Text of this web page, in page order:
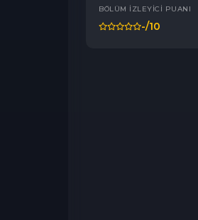
BÖLÜM İZLEYICI PUANI
-/10